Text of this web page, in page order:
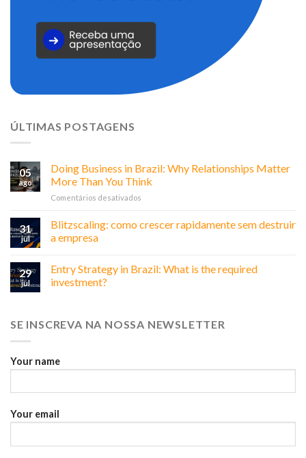
ÚLTIMAS POSTAGENS
05
ago
Doing Business in Brazil: Why Relationships Matter
More Than You Think
Comentários desativados
Relationships
Think
31
jul
Blitzscaling: como crescer rapidamente sem destruir
a empresa
29
jul
Entry Strategy in Brazil: What is the required
investment?
SE INSCREVA NA NOSSA NEWSLETTER
Your name
Your email